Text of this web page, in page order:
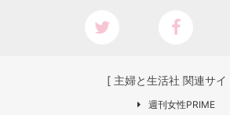
[ 主婦と生活社 関連サイ
週刊女性PRIME